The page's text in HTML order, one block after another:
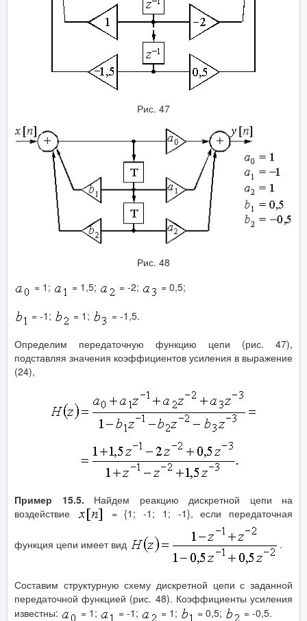
Рис. 47
Рис. 48
= 1;
= 1,5; = -2; = 0,5;
= -1; = 1; = -1,5.
Определим передаточную функцию цепи (рис. 47),
подставляя значения коэффициентов усиления в выражение
(24),
Пример 15.5. Найдем реакцию дискретной цепи на
воздействие
= {1; -1; 1; -1}, если передаточная
функция цепи имеет вид .
Составим структурную схему дискретной цепи с заданной
передаточной функцией (рис. 48). Коэффициенты усиления
известны:
= 1; = -1; = 1; = 0,5; = -0,5.